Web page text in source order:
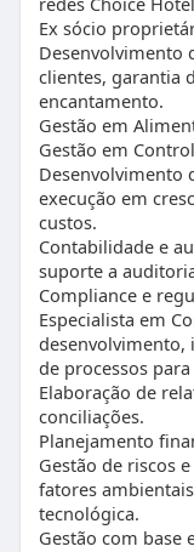
Ex sócio
Desenvolvimento
clientes, garantia
encantamento.
Gestão em
Gestão em
Desenvolvimento
execução em
custos.
Contabilidade e
suporte a
Compliance e
Especialista em
desenvolvimento,
de processos
Elaboração de
conciliações.
Planejamento
Gestão de riscos
fatores
tecnológica.
Gestão com base